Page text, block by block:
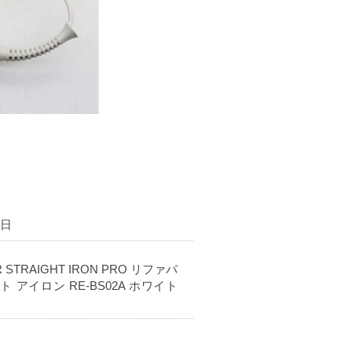
STRAIGHT IRON PRO リファパ
アイロン RE-BS02A ホワイト